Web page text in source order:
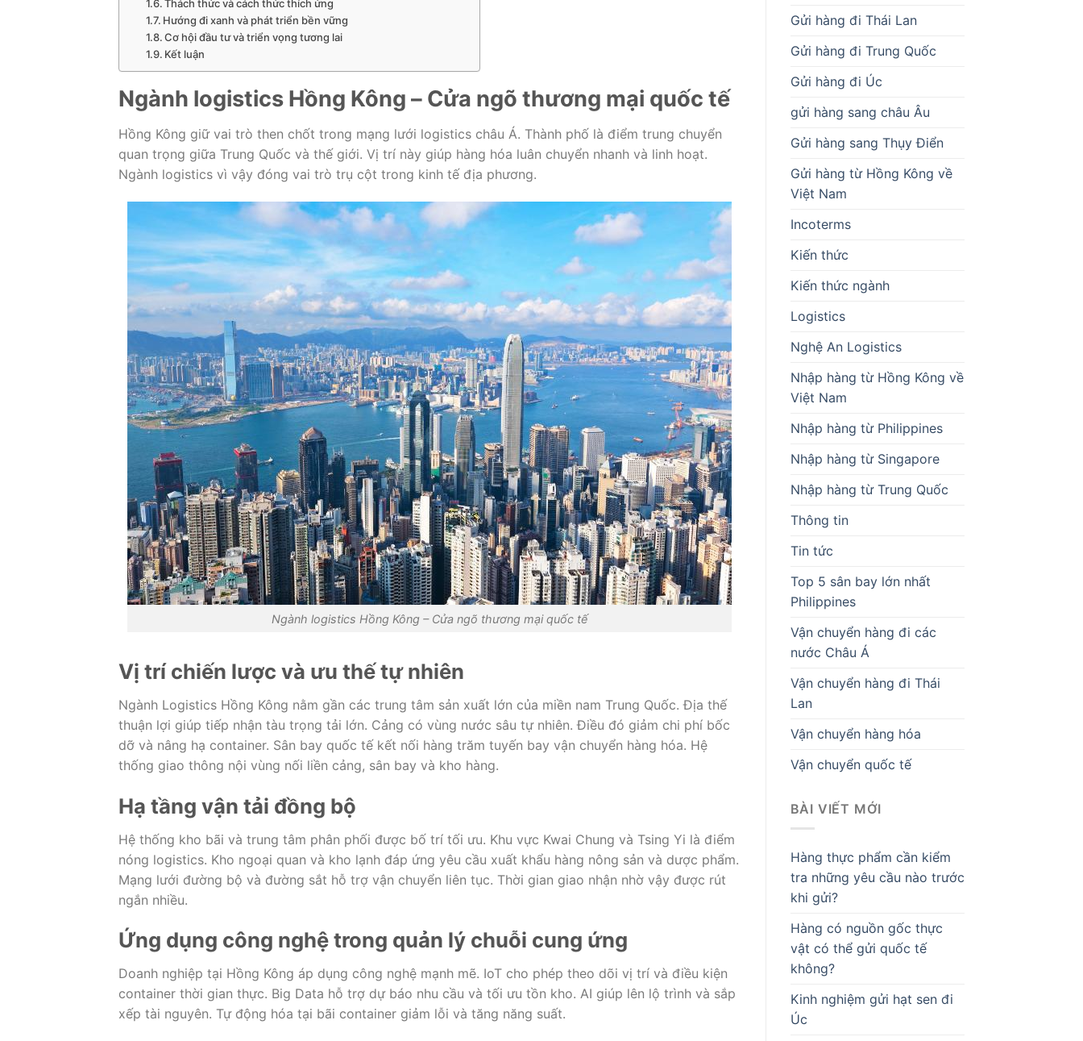
Thách thức và cách thức thích ứng
Hướng đi xanh và phát triển bền vững
Cơ hội đầu tư và triển vọng tương lai
Kết luận
Ngành logistics Hồng Kông – Cửa ngõ thương mại quốc tế
Hồng Kông giữ vai trò then chốt trong mạng lưới logistics châu Á. Thành phố là điểm trung chuyển
quan trọng giữa Trung Quốc và thế giới. Vị trí này giúp hàng hóa luân chuyển nhanh và linh hoạt.
Ngành logistics vì vậy đóng vai trò trụ cột trong kinh tế địa phương.
Ngành logistics Hồng Kông – Cửa ngõ thương mại quốc tế
Vị trí chiến lược và ưu thế tự nhiên
Ngành Logistics Hồng Kông nằm gần các trung tâm sản xuất lớn của miền nam Trung Quốc. Địa thế
thuận lợi giúp tiếp nhận tàu trọng tải lớn. Cảng có vùng nước sâu tự nhiên. Điều đó giảm chi phí bốc
dỡ và nâng hạ container. Sân bay quốc tế kết nối hàng trăm tuyến bay vận chuyển hàng hóa. Hệ
thống giao thông nội vùng nối liền cảng, sân bay và kho hàng.
Hạ tầng vận tải đồng bộ
Hệ thống kho bãi và trung tâm phân phối được bố trí tối ưu. Khu vực Kwai Chung và Tsing Yi là điểm
nóng logistics. Kho ngoại quan và kho lạnh đáp ứng yêu cầu xuất khẩu hàng nông sản và dược phẩm.
Mạng lưới đường bộ và đường sắt hỗ trợ vận chuyển liên tục. Thời gian giao nhận nhờ vậy được rút
ngắn nhiều.
Ứng dụng công nghệ trong quản lý chuỗi cung ứng
Doanh nghiệp tại Hồng Kông áp dụng công nghệ mạnh mẽ. IoT cho phép theo dõi vị trí và điều kiện
container thời gian thực. Big Data hỗ trợ dự báo nhu cầu và tối ưu tồn kho. AI giúp lên lộ trình và sắp
xếp tài nguyên. Tự động hóa tại bãi container giảm lỗi và tăng năng suất.
Gửi hàng đi Thái Lan
Gửi hàng đi Trung Quốc
Gửi hàng đi Úc
gửi hàng sang châu Âu
Gửi hàng sang Thụy Điển
Gửi hàng từ Hồng Kông về
Việt Nam
Incoterms
Kiến thức
Kiến thức ngành
Logistics
Nghệ An Logistics
Nhập hàng từ Hồng Kông về
Việt Nam
Nhập hàng từ Philippines
Nhập hàng từ Singapore
Nhập hàng từ Trung Quốc
Thông tin
Tin tức
Top 5 sân bay lớn nhất
Philippines
Vận chuyển hàng đi các
nước Châu Á
Vận chuyển hàng đi Thái
Lan
Vận chuyển hàng hóa
Vận chuyển quốc tế
BÀI VIẾT MỚI
Hàng thực phẩm cần kiểm
tra những yêu cầu nào trước
khi gửi?
Hàng có nguồn gốc thực
vật có thể gửi quốc tế
không?
Kinh nghiệm gửi hạt sen đi
Úc